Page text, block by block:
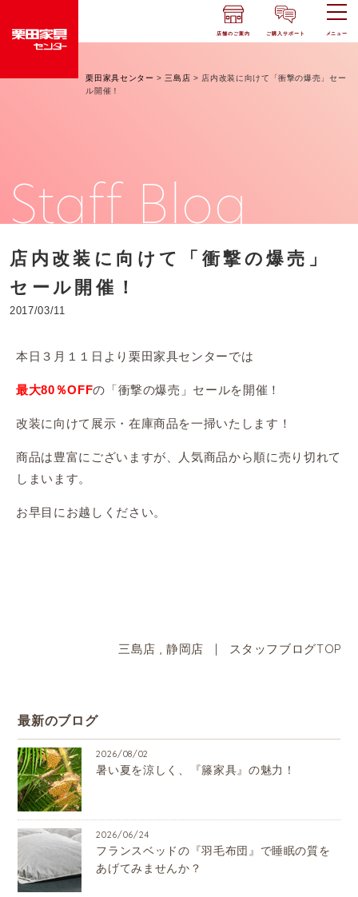
店舗のご案内 ご購入サポート メニュー
栗田家具センター > 三島店 > 店内改装に向けて「衝撃の爆売」セー
ル開催！
Staff Blog
店内改装に向けて「衝撃の爆売」
セール開催！
2017/03/11
本日３月１１日より栗田家具センターでは
最大80％OFFの「衝撃の爆売」セールを開催！
改装に向けて展示・在庫商品を一掃いたします！
商品は豊富にございますが、人気商品から順に売り切れて
しまいます。
お早目にお越しください。
三島店 静岡店 | スタッフブログTOP
最新のブログ
2026/08/02
暑い夏を涼しく、『籐家具』の魅力！
2026/06/24
フランスベッドの『羽毛布団』で睡眠の質を
あげてみませんか？